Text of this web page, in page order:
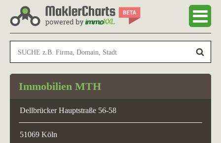
Immobilien MTH
Dellbrücker Hauptstraße 56-58
51069 Köln